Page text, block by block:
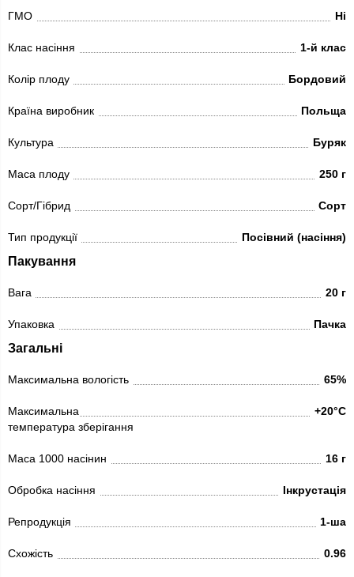
ГМО Ні
Клас насіння 1-й клас
Колір плоду Бордовий
Країна виробник Польща
Культура Буряк
Маса плоду 250 г
Сорт/Гібрид Сорт
Тип продукції Посівний (насіння)
Пакування
Вага 20 г
Упаковка Пачка
Загальні
Максимальна вологість 65%
Максимальна
температура зберігання
+20°C
Маса 1000 насінин 16 г
Обробка насіння Інкрустація
Репродукція 1-ша
Схожість 0.96